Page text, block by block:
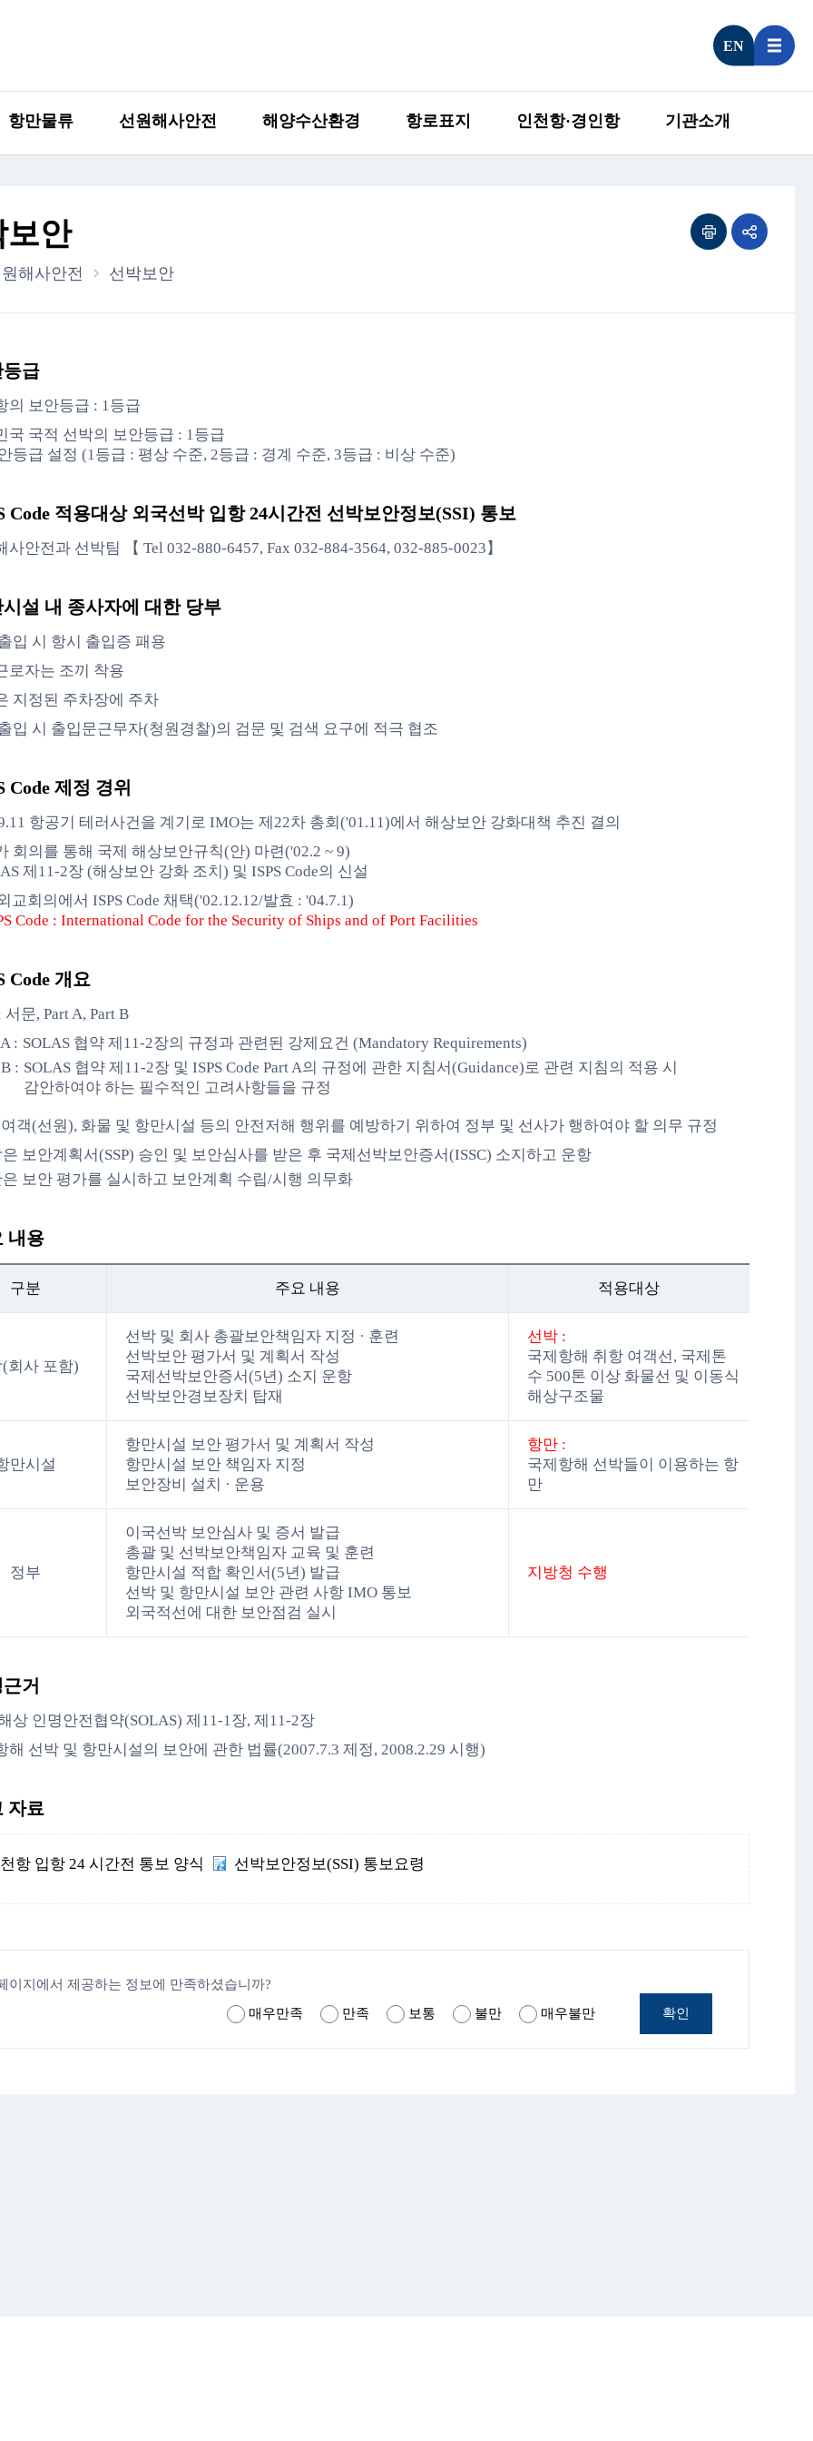
EN
항만물류 선원해사안전 해양수산환경 항로표지 인천항·경인항 기관소개
보안
해사안전 선박보안
등급
의 보안등급 : 1등급
국 국적 선박의 보안등급 : 1등급
등급 설정 (1등급 : 평상 수준, 2등급 : 경계 수준, 3등급 : 비상 수준)
Code 적용대상 외국선박 입항 24시간전 선박보안정보(SSI) 통보
사안전과 선박팀 【 Tel 032-880-6457, Fax 032-884-3564, 032-885-0023】
시설 내 종사자에 대한 당부
입 시 항시 출입증 패용
로자는 조끼 착용
지정된 주차장에 주차
입 시 출입문근무자(청원경찰)의 검문 및 검색 요구에 적극 협조
Code 제정 경위
항공기 테러사건을 계기로 IMO는 제22차 총회('01.11)에서 해상보안 강화대책 추진 결의
회의를 통해 국제 해상보안규칙(안) 마련('02.2 ~ 9)
제11-2장 (해상보안 강화 조치) 및 ISPS Code의 신설
교회의에서 ISPS Code 채택('02.12.12/발효 : '04.7.1)
Code : International Code for the Security of Ships and of Port Facilities
Code 개요
서문, Part A, Part B
: SOLAS 협약 제11-2장의 규정과 관련된 강제요건 (Mandatory Requirements)
: SOLAS 협약 제11-2장 및 ISPS Code Part A의 규정에 관한 지침서(Guidance)로 관련 지침의 적용 시
감안하여야 하는 필수적인 고려사항들을 규정
객(선원), 화물 및 항만시설 등의 안전저해 행위를 예방하기 위하여 정부 및 선사가 행하여야 할 의무 규정
보안계획서(SSP) 승인 및 보안심사를 받은 후 국제선박보안증서(ISSC) 소지하고 운항
보안 평가를 실시하고 보안계획 수립/시행 의무화
내용
구분 주요 내용 적용대상
회사 포함)
선박 및 회사 총괄보안책임자 지정 · 훈련
선박보안 평가서 및 계획서 작성
국제선박보안증서(5년) 소지 운항
선박보안경보장치 탑재
선박 :
국제항해 취항 여객선, 국제톤
수 500톤 이상 화물선 및 이동식
해상구조물
만시설
항만시설 보안 평가서 및 계획서 작성
항만시설 보안 책임자 지정
보안장비 설치 · 운용
항만 :
국제항해 선박들이 이용하는 항
만
정부
이국선박 보안심사 및 증서 발급
총괄 및 선박보안책임자 교육 및 훈련
항만시설 적합 확인서(5년) 발급
선박 및 항만시설 보안 관련 사항 IMO 통보
외국적선에 대한 보안점검 실시
지방청 수행
거
상 인명안전협약(SOLAS) 제11-1장, 제11-2장
해 선박 및 항만시설의 보안에 관한 법률(2007.7.3 제정, 2008.2.29 시행)
자료
항 입항 24 시간전 통보 양식
선박보안정보(SSI) 통보요령
이지에서 제공하는 정보에 만족하셨습니까?
매우만족 만족 보통 불만 매우불만 확인